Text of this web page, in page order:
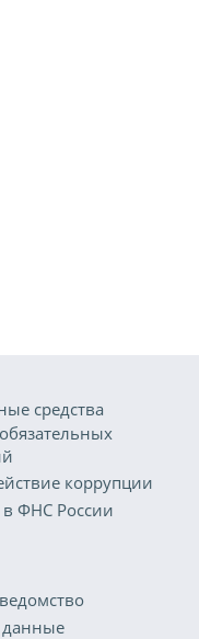
средства
коррупции
в ФНС России